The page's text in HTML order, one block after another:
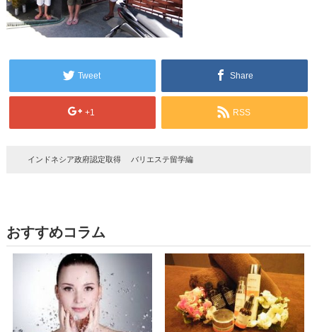
Tweet Share
+1 RSS
インドネシア政府認定取得 バリエステ留学編
おすすめコラム